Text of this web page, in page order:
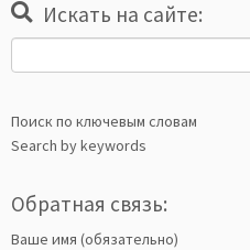
Искать на сайте:
Поиск по ключевым словам
Search by keywords
Обратная связь:
Ваше имя (обязательно)